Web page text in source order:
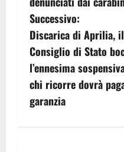
i
g
a
z
i
Successivo:
Discarica di Aprilia, il
Consiglio di Stato
l’ennesima
chi ricorre dovrà
garanzia